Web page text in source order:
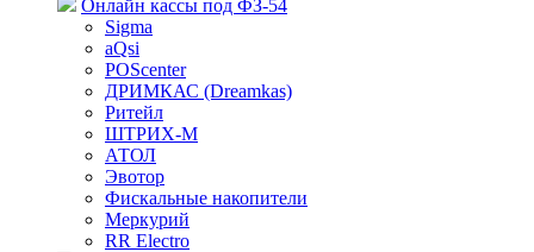
Онлайн кассы под ФЗ-54
Sigma
aQsi
POScenter
ДРИМКАС (Dreamkas)
Ритейл
ШТРИХ-М
АТОЛ
Эвотор
Фискальные накопители
Меркурий
RR Electro